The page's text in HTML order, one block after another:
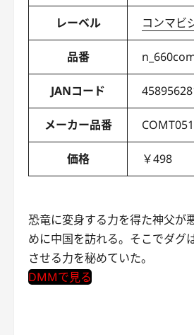
レーベル コンマビ
品番
JANコード
メーカー品番
価格 ￥498
恐竜に変身する力を得た神父が
めに中国を訪れる。そこでダグ
させる力を秘めていた。
DMMで見る